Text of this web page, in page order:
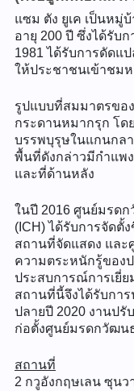
แซม ตัง ยูเค เป็นหมู่
อายุ 200 ปี ซึ่งได้รับ
1981 ได้รับการดัดแ
ให้ประชาชนเข้าชม
รูปแบบที่สมมาตรข
กระดานหมากรุก โด
บรรพบุรุษในแกนกล
พื้นที่ดังกล่าวมีกำแพ
และที่ด้านหลัง
ในปี 2016 ศูนย์มรด
(ICH) ได้รับการจัด
สถานที่จัดแสดง และ
ความตระหนักรู้ของ
ประสบการณ์การเยี่
สถานที่นี้จึงได้รับกา
ปลายปี 2020 งานป
ก่อตั้งศูนย์มรดกวัฒน
สถานที่
2 กวูอังกฤษเลน ซุนว